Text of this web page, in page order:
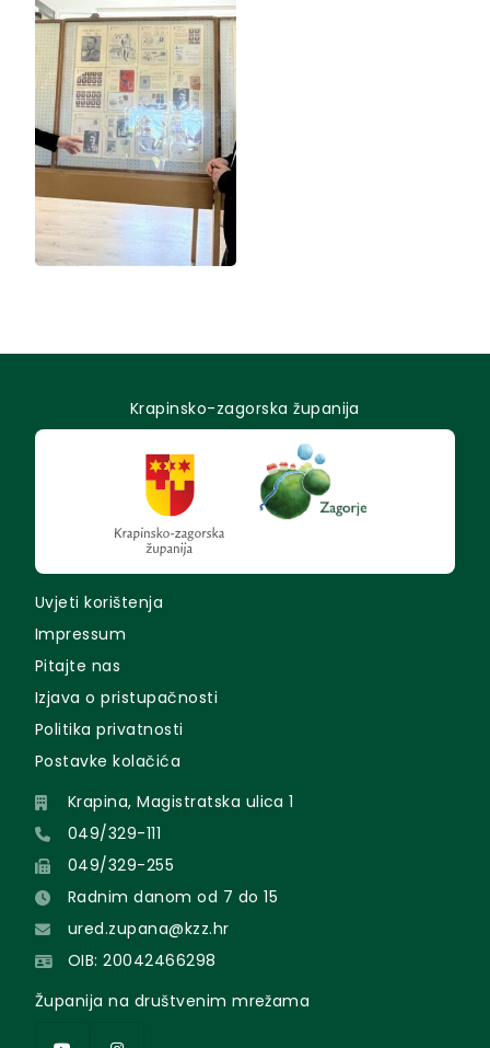
Krapinsko-zagorska županija
Uvjeti korištenja
Impressum
Pitajte nas
Izjava o pristupačnosti
Politika privatnosti
Postavke kolačića
Krapina, Magistratska ulica 1
049/329-111
049/329-255
Radnim danom od 7 do 15
ured.zupana@kzz.hr
OIB: 20042466298
Županija na društvenim mrežama